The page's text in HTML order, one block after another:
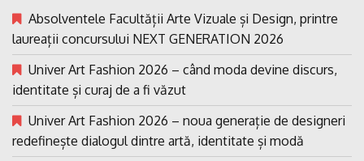
Absolventele Facultății Arte Vizuale și Design, printre
laureații concursului NEXT GENERATION 2026
Univer Art Fashion 2026 – când moda devine discurs,
identitate și curaj de a fi văzut
Univer Art Fashion 2026 – noua generație de designeri
redefinește dialogul dintre artă, identitate și modă